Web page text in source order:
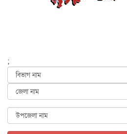
আজ থেকে সবার জন্য
জুলাইয়ের কৃতিত্ব নেওয়ার
;